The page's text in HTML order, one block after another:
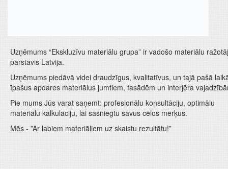
Uzņēmums “Ekskluzīvu materiālu grupa” ir vadošo materiālu
pārstāvis Latvijā.
Uzņēmums piedāvā videi draudzīgus, kvalitatīvus, un tajā pašā
īpašus apdares materiālus jumtiem, fasādēm un interjēra
Pie mums Jūs varat saņemt: profesionālu konsultāciju, optimālu
materiālu kalkulāciju, lai sasniegtu savus cēlos mērķus.
Mēs - ”Ar labiem materiāliem uz skaistu rezultātu!”